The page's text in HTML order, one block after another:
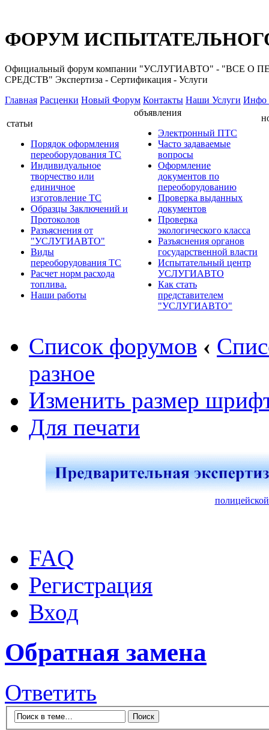
ФОРУМ
Официальный форум компании "УСЛУГИАВТО" -
СРЕДСТВ" Экспертиза - Сертификация - Услуги
Главная Расценки Новый Форум Контакты Наши Услуги Инфо
статьи
Порядок оформления
переоборудования ТС
Индивидуальное
творчество или
единичное
изготовление ТС
Образцы Заключений и
Протоколов
Разъяснения от
"УСЛУГИАВТО"
Виды
переоборудования ТС
Расчет норм расхода
топлива.
Наши работы
объявления
Электронный ПТС
Часто задаваемые
вопросы
Оформление
документов по
переоборудованию
Проверка выданных
документов
Проверка
экологического класса
Разъяснения органов
государственной власти
Испытательный центр
УСЛУГИАВТО
Как стать
представителем
"УСЛУГИАВТО"
Список форумов ‹
разное
Изменить размер
Для печати
FAQ
Регистрация
Вход
Обратная замена
Ответить